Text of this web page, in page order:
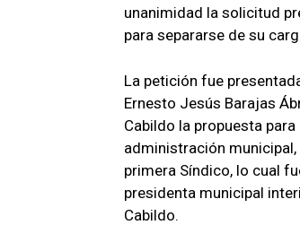
unanimidad la solicitud
para separarse de su
La petición fue
Ernesto Jesús Barajas
Cabildo la propuesta
administración
primera Síndico, lo cual
presidenta municipal
Cabildo.